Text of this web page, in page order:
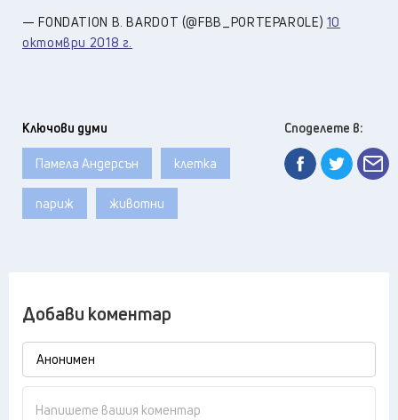
— FONDATION B. BARDOT (@FBB_PORTEPAROLE) 10
октомври 2018 г.
Ключови думи
Памела Андерсън клетка
париж животни
Споделете в:
Добави коментар